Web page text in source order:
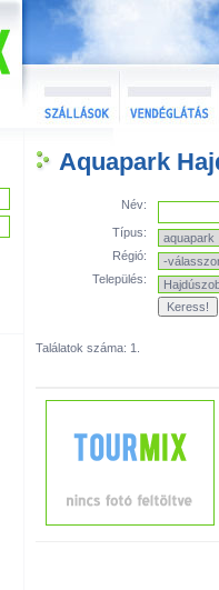
Aquapark
Név:
Típus:
Régió:
Település:
Találatok száma: 1.